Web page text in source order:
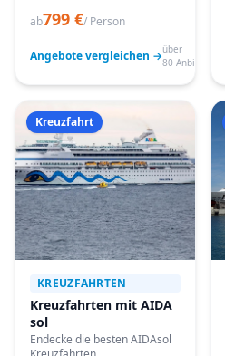
ab799 €/ Person
Angebote vergleichen →über
80 Anbieter
Kreuzfahrt
KREUZFAHRTEN
Kreuzfahrten mit AIDA
sol
Endecke die besten AIDAsol